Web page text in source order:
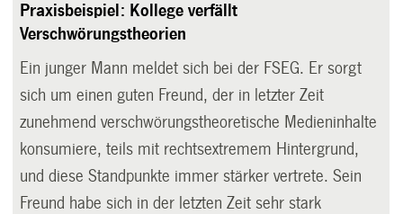
Praxisbeispiel: Kollege verfällt
Verschwörungstheorien
Ein junger Mann meldet sich bei der FSEG. Er sorgt
sich um einen guten Freund, der in letzter Zeit
zunehmend verschwörungstheoretische Medieninhalte
konsumiere, teils mit rechtsextremem Hintergrund,
und diese Standpunkte immer stärker vertrete. Sein
Freund habe sich in der letzten Zeit sehr stark